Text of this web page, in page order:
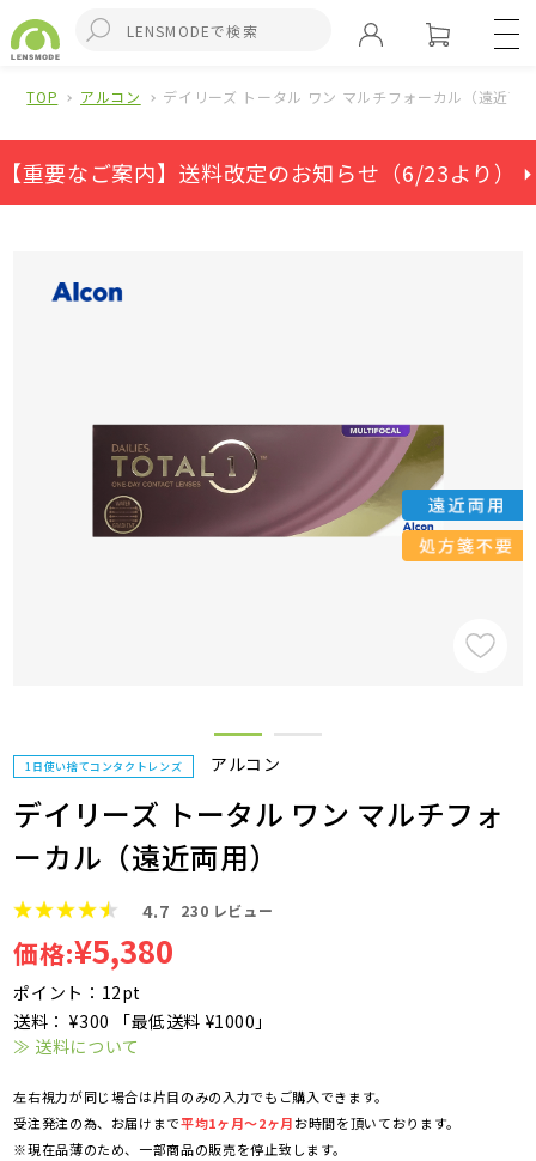
TOP アルコン デイリーズ トータル ワン マルチフォーカル（遠近両
【重要なご案内】送料改定のお知らせ（6/23より） ⏵
1日使い捨てコンタクトレンズ アルコン
デイリーズ トータル ワン マルチフォ
ーカル（遠近両用）
4.7 230 レビュー
価格:¥5,380
ポイント：12pt
送料： ¥300 「最低送料 ¥1000」
≫ 送料について
左右視力が同じ場合は片目のみの入力でもご購入できます。
受注発注の為、お届けまで平均1ヶ月～2ヶ月お時間を頂いております。
※現在品薄のため、一部商品の販売を停止致します。